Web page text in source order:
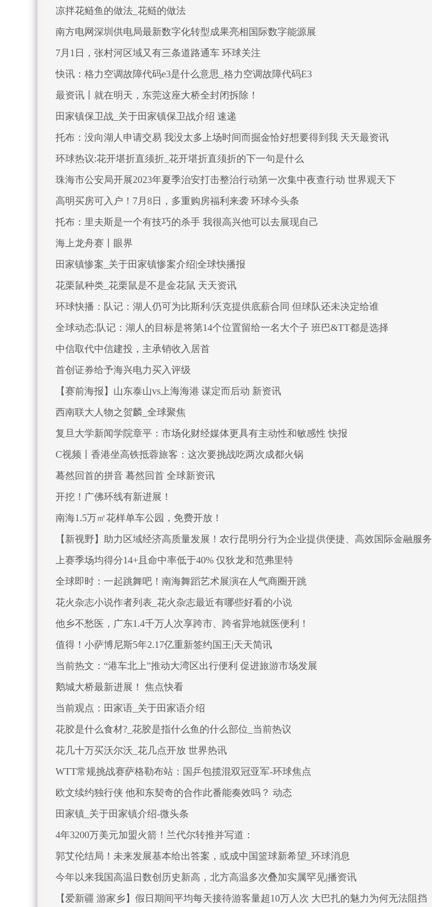
凉拌花鲢鱼的做法_花鲢的做法
南方电网深圳供电局最新数字化转型成果亮相国际数字能源展
7月1日，张村河区域又有三条道路通车 环球关注
快讯：格力空调故障代码e3是什么意思_格力空调故障代码E3
最资讯丨就在明天，东莞这座大桥全封闭拆除！
田家镇保卫战_关于田家镇保卫战介绍 速递
托布：没向湖人申请交易 我没太多上场时间而掘金恰好想要得到我 天天最资讯
环球热议:花开堪折直须折_花开堪折直须折的下一句是什么
珠海市公安局开展2023年夏季治安打击整治行动第一次集中夜查行动 世界观天下
高明买房可入户！7月8日，多重购房福利来袭 环球今头条
托布：里夫斯是一个有技巧的杀手 我很高兴他可以去展现自己
海上龙舟赛丨眼界
田家镇惨案_关于田家镇惨案介绍|全球快播报
花栗鼠种类_花栗鼠是不是金花鼠 天天资讯
环球快播：队记：湖人仍可为比斯利/沃克提供底薪合同 但球队还未决定给谁
全球动态:队记：湖人的目标是将第14个位置留给一名大个子 班巴&TT都是选择
中信取代中信建投，主承销收入居首
首创证券给予海兴电力买入评级
【赛前海报】山东泰山vs上海海港 谋定而后动 新资讯
西南联大人物之贺麟_全球聚焦
复旦大学新闻学院章平：市场化财经媒体更具有主动性和敏感性 快报
C视频丨香港坐高铁抵蓉旅客：这次要挑战吃两次成都火锅
蓦然回首的拼音 蓦然回首 全球新资讯
开挖！广佛环线有新进展！
南海1.5万㎡花样单车公园，免费开放！
【新视野】助力区域经济高质量发展！农行昆明分行为企业提供便捷、高效国际金融服务
上赛季场均得分14+且命中率低于40% 仅狄龙和范弗里特
全球即时：一起跳舞吧！南海舞蹈艺术展演在人气商圈开跳
花火杂志小说作者列表_花火杂志最近有哪些好看的小说
他乡不愁医，广东1.4千万人次享跨市、跨省异地就医便利！
值得！小萨博尼斯5年2.17亿重新签约国王|天天简讯
当前热文：“港车北上”推动大湾区出行便利 促进旅游市场发展
鹅城大桥最新进展！ 焦点快看
当前观点：田家语_关于田家语介绍
花胶是什么食材?_花胶是指什么鱼的什么部位_当前热议
花几十万买沃尔沃_花几点开放 世界热讯
WTT常规挑战赛萨格勒布站：国乒包揽混双冠亚军-环球焦点
欧文续约独行侠 他和东契奇的合作此番能奏效吗？ 动态
田家镇_关于田家镇介绍-微头条
4年3200万美元加盟火箭！兰代尔转推并写道：
郭艾伦结局！未来发展基本给出答案，或成中国篮球新希望_环球消息
今年以来我国高温日数创历史新高，北方高温多次叠加实属罕见|播资讯
【爱新疆 游家乡】假日期间平均每天接待游客量超10万人次 大巴扎的魅力为何无法阻挡